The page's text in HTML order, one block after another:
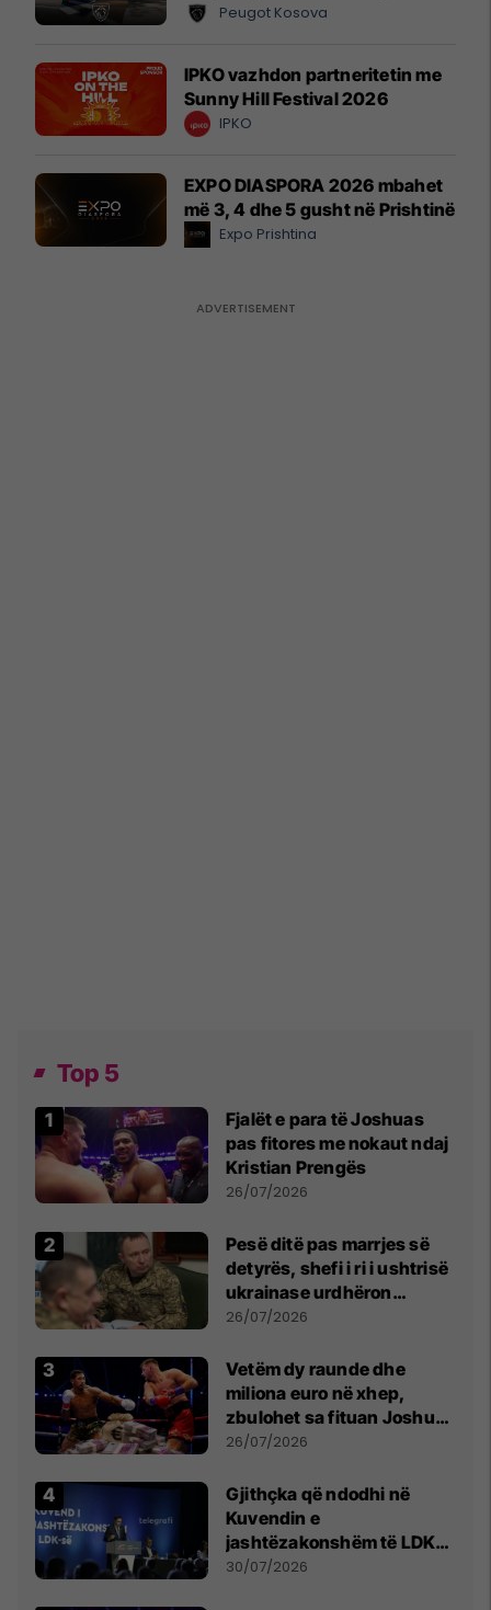
Peugot Kosova
IPKO vazhdon partneritetin me
Sunny Hill Festival 2026
IPKO
EXPO DIASPORA 2026 mbahet
më 3, 4 dhe 5 gusht në Prishtinë
Expo Prishtina
Top 5
Fjalët e para të Joshuas
pas fitores me nokaut ndaj
Kristian Prengës
26/07/2026
Pesë ditë pas marrjes së
detyrës, shefi i ri i ushtrisë
ukrainase urdhëron
kontroll të madh
26/07/2026
Vetëm dy raunde dhe
miliona euro në xhep,
zbulohet sa fituan Joshua
e Prenga
26/07/2026
Gjithçka që ndodhi në
Kuvendin e
jashtëzakonshëm të LDK-
së
30/07/2026